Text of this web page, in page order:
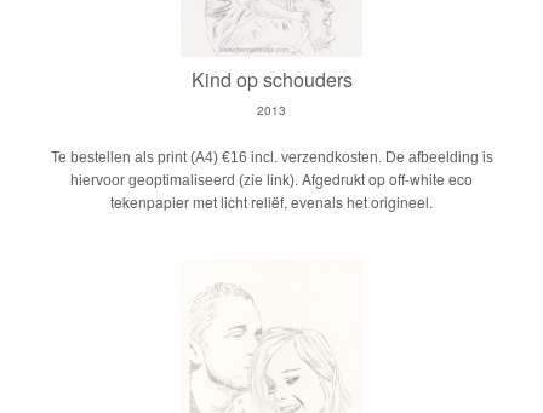
Kind op schouders
2013
Te bestellen als print (A4) €16 incl. verzendkosten. De afbeelding is
hiervoor geoptimaliseerd (zie link). Afgedrukt op off-white eco
tekenpapier met licht reliëf, evenals het origineel.